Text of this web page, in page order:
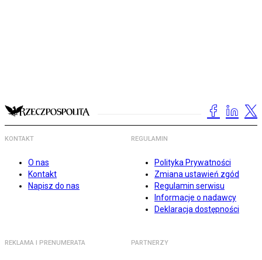
KONTAKT
O nas
Kontakt
Napisz do nas
REGULAMIN
Polityka Prywatności
Zmiana ustawień zgód
Regulamin serwisu
Informacje o nadawcy
Deklaracja dostępności
REKLAMA I PRENUMERATA PARTNERZY